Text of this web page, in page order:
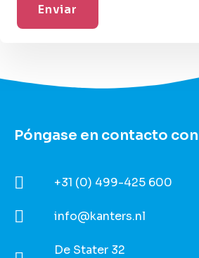
Póngase en contacto
+31 (0) 499-425 600
info@kanters.nl
De Stater 32